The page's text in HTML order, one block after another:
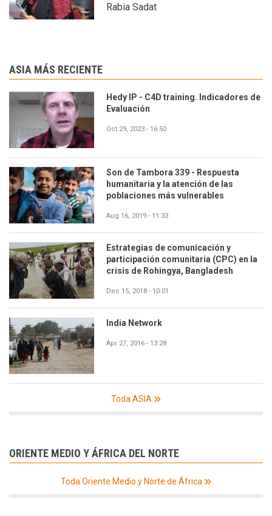
Rabia Sadat
ASIA MÁS RECIENTE
Hedy IP - C4D training. Indicadores de
Evaluación
Oct 29, 2023 - 16:50
Son de Tambora 339 - Respuesta
humanitaria y la atención de las
poblaciones más vulnerables
Aug 16, 2019 - 11:33
Estrategias de comunicación y
participación comunitaria (CPC) en la
crisis de Rohingya, Bangladesh
Dec 15, 2018 - 10:01
India Network
Apr 27, 2016 - 13:28
Toda ASIA
ORIENTE MEDIO Y ÁFRICA DEL NORTE
Toda Oriente Medio y Norte de África